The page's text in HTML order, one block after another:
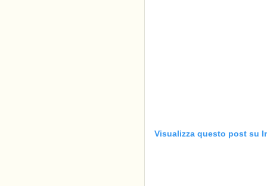
Visualizza questo post su